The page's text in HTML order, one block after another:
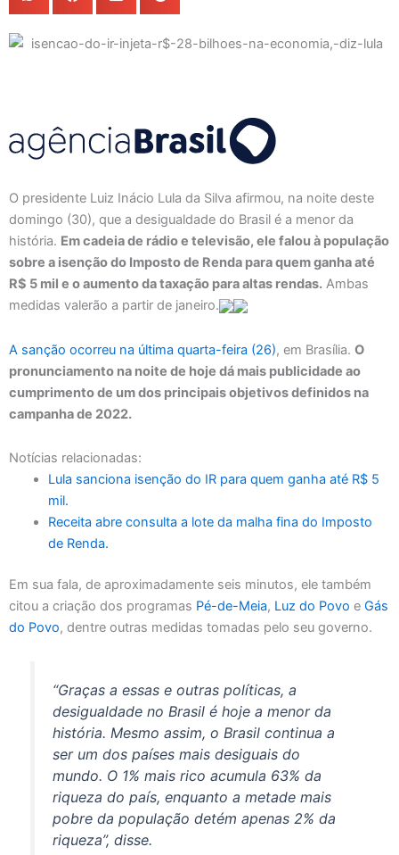
O presidente Luiz Inácio Lula da Silva afirmou, na noite deste
domingo (30), que a desigualdade do Brasil é a menor da
história. Em cadeia de rádio e televisão, ele falou à população
sobre a isenção do Imposto de Renda para quem ganha até
R$ 5 mil e o aumento da taxação para altas rendas. Ambas
medidas valerão a partir de janeiro.
A sanção ocorreu na última quarta-feira (26), em Brasília. O
pronunciamento na noite de hoje dá mais publicidade ao
cumprimento de um dos principais objetivos definidos na
campanha de 2022.
Notícias relacionadas:
Lula sanciona isenção do IR para quem ganha até R$ 5
mil.
Receita abre consulta a lote da malha fina do Imposto
de Renda.
Em sua fala, de aproximadamente seis minutos, ele também
citou a criação dos programas Pé-de-Meia, Luz do Povo e Gás
do Povo, dentre outras medidas tomadas pelo seu governo.
“Graças a essas e outras políticas, a
desigualdade no Brasil é hoje a menor da
história. Mesmo assim, o Brasil continua a
ser um dos países mais desiguais do
mundo. O 1% mais rico acumula 63% da
riqueza do país, enquanto a metade mais
pobre da população detém apenas 2% da
riqueza”, disse.